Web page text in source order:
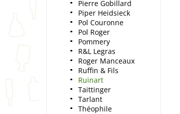
Pierre Gobillard
Piper Heidsieck
Pol Couronne
Pol Roger
Pommery
R&L Legras
Roger Manceaux
Ruffin & Fils
Ruinart
Taittinger
Tarlant
Théophile